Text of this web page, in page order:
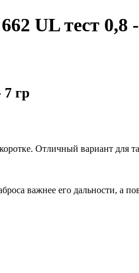
UL тест 0,8
гр
Отличный вариант для
важнее его дальности, а